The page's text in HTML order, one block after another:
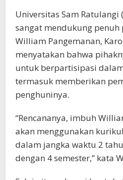
Universitas Sam Ratulangi
sangat mendukung penuh
William Pangemanan,
menyatakan bahwa
untuk berpartisipasi
termasuk memberikan
penghuninya.
“Rencananya, imbuh
akan menggunakan
dalam jangka waktu 2
dengan 4 semester,” kata